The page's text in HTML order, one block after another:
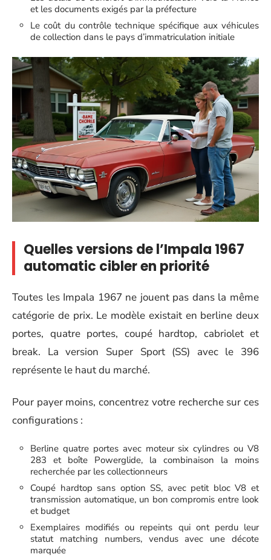
et les documents exigés par la préfecture
Le coût du contrôle technique spécifique aux véhicules
de collection dans le pays d’immatriculation initiale
Quelles versions de l’Impala 1967
automatic cibler en priorité
Toutes les Impala 1967 ne jouent pas dans la même
catégorie de prix. Le modèle existait en berline deux
portes, quatre portes, coupé hardtop, cabriolet et
break. La version Super Sport (SS) avec le 396
représente le haut du marché.
Pour payer moins, concentrez votre recherche sur ces
configurations :
Berline quatre portes avec moteur six cylindres ou V8
283 et boîte Powerglide, la combinaison la moins
recherchée par les collectionneurs
Coupé hardtop sans option SS, avec petit bloc V8 et
transmission automatique, un bon compromis entre look
et budget
Exemplaires modifiés ou repeints qui ont perdu leur
statut matching numbers, vendus avec une décote
marquée